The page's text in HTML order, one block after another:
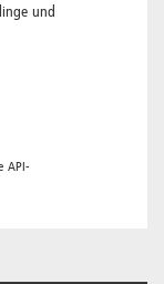
und
API-